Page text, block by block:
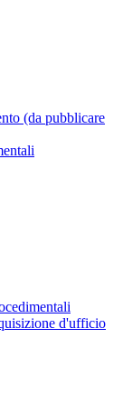
(da pubblicare
d'ufficio